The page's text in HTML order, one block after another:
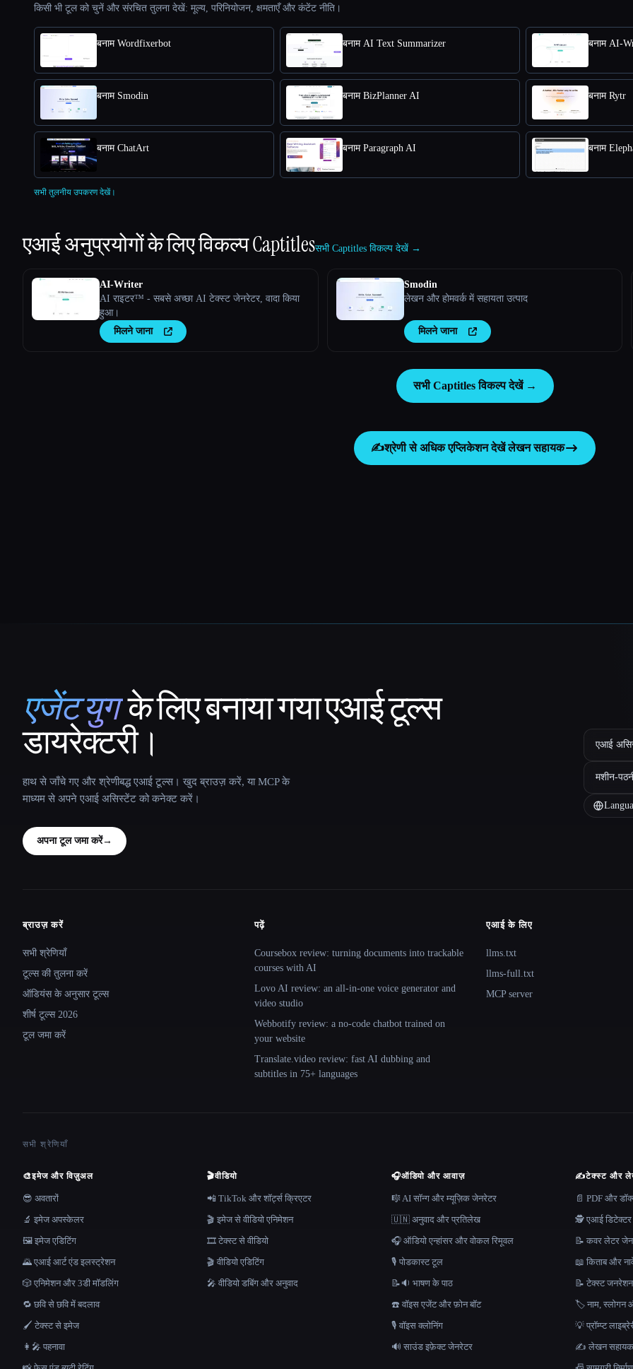
किसी भी टूल को चुनें और संरचित तुलना देखें: मूल्य, परिनियोजन, क्षमताएँ और कंटेंट नीति।
बनाम Wordfixerbot बनाम AI Text Summarizer बनाम AI-
बनाम Smodin बनाम BizPlanner AI बनाम Rytr
बनाम ChatArt बनाम Paragraph AI बनाम
सभी तुलनीय उपकरण देखें।
एआई अनुप्रयोगों के लिए विकल्पCaptitlesसभी Captitles विकल्प देखें →
AI-Writer
AI राइटर™ - सबसे अच्छा AI टेक्स्ट जेनरेटर, वादा किया
हुआ।
मिलने जाना
Smodin
लेखन और होमवर्क में सहायता उत्पाद
मिलने जाना
सभी Captitles विकल्प देखें →
✍️श्रेणी से अधिक एप्लिकेशन देखेंलेखन सहायक
That AI Collection
एजेंट युग के लिए बनाया गया एआई टूल्स
डायरेक्टरी।
हाथ से जाँचे गए और श्रेणीबद्ध एआई टूल्स। खुद ब्राउज़ करें, या MCP के
माध्यम से अपने एआई असिस्टेंट को कनेक्ट करें।
अपना टूल जमा करें→
एआई
मशीन-
Site navigation
ब्राउज़ करें
सभी श्रेणियाँ
टूल्स की तुलना करें
ऑडियंस के अनुसार टूल्स
शीर्ष टूल्स 2026
टूल जमा करें
पढ़ें
Coursebox review: turning documents into trackable
courses with AI
Lovo AI review: an all-in-one voice generator and
video studio
Webbotify review: a no-code chatbot trained on
your website
Translate.video review: fast AI dubbing and
subtitles in 75+ languages
एआई के लिए
llms.txt
llms-full.txt
MCP server
सभी श्रेणियाँ
🎨इमेज और विज़ुअल
😎 अवतारों
🔬 इमेज अपस्केलर
🖼️ इमेज एडिटिंग
🌄 एआई आर्ट एंड इलस्ट्रेशन
🎲 एनिमेशन और 3डी मॉडलिंग
🔁 छवि से छवि में बदलाव
🖌️ टेक्स्ट से इमेज
👩‍🎤 पहनावा
🎬वीडियो
📲 TikTok और शॉर्ट्स क्रिएटर
🎬 इमेज से वीडियो एनिमेशन
🎞️ टेक्स्ट से वीडियो
🎬 वीडियो एडिटिंग
🎤 वीडियो डबिंग और अनुवाद
🎧ऑडियो और आवाज़
🎼 AI सॉन्ग और म्यूज़िक जेनरेटर
🇺🇳 अनुवाद और प्रतिलेख
🎧 ऑडियो एन्हांसर और वोकल रिमूवल
🎙️ पोडकास्ट टूल
📝🔉 भाषण के पाठ
☎️ वॉइस एजेंट और फ़ोन बॉट
🎙️ वॉइस क्लोनिंग
🔊 साउंड इफ़ेक्ट जेनरेटर
✍️टेक्स्ट और
📄 PDF और
🕵️ एआई डिटेक्टर
📝 कवर लेटर
📖 किताब और
📝 टेक्स्ट जनरेशन
🏷️ नाम, स्लोगन
💡 प्रॉम्प्ट
✍️ लेखन सहायक